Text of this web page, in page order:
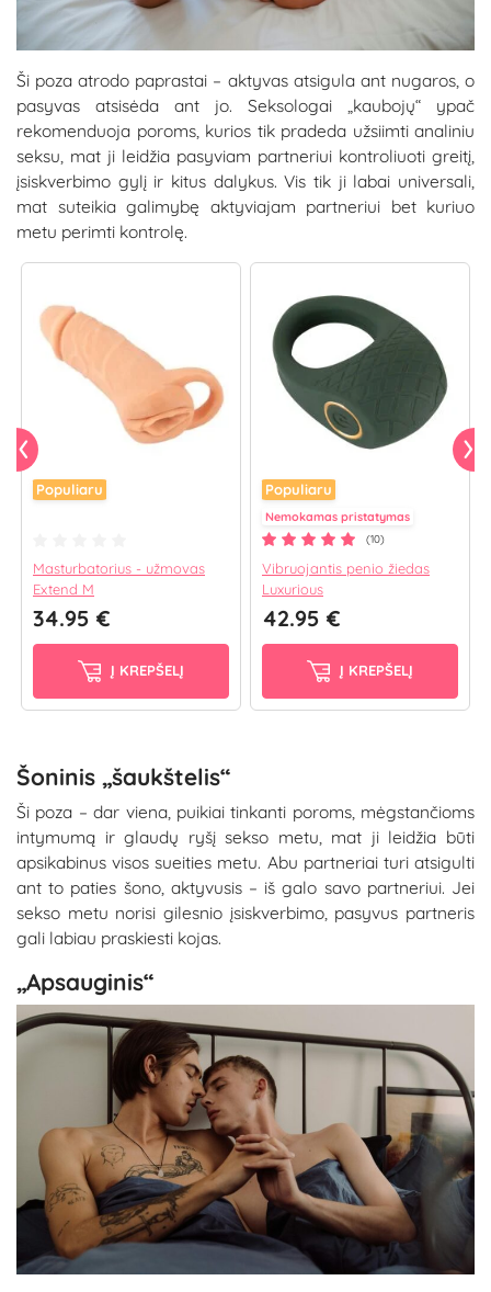
Ši poza atrodo paprastai – aktyvas atsigula ant nugaros, o
pasyvas atsisėda ant jo. Seksologai „kaubojų“ ypač
rekomenduoja poroms, kurios tik pradeda užsiimti analiniu
seksu, mat ji leidžia pasyviam partneriui kontroliuoti greitį,
įsiskverbimo gylį ir kitus dalykus. Vis tik ji labai universali,
mat suteikia galimybę aktyviajam partneriui bet kuriuo
metu perimti kontrolę.
Populiaru
Masturbatorius - užmovas
Extend M
34.95 €
Į KREPŠELĮ
Populiaru
Nemokamas pristatymas
(10)
Vibruojantis penio žiedas
Luxurious
42.95 €
Į KREPŠELĮ
Šoninis „šaukštelis“
Ši poza – dar viena, puikiai tinkanti poroms, mėgstančioms
intymumą ir glaudų ryšį sekso metu, mat ji leidžia būti
apsikabinus visos sueities metu. Abu partneriai turi atsigulti
ant to paties šono, aktyvusis – iš galo savo partneriui. Jei
sekso metu norisi gilesnio įsiskverbimo, pasyvus partneris
gali labiau praskiesti kojas.
„Apsauginis“